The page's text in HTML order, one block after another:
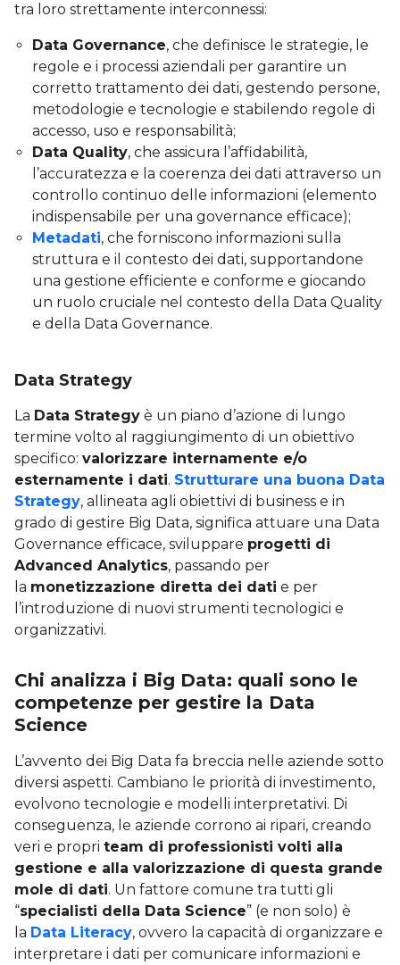
tra loro strettamente interconnessi:
Data Governance, che definisce le strategie, le
regole e i processi aziendali per garantire un
corretto trattamento dei dati, gestendo persone,
metodologie e tecnologie e stabilendo regole di
accesso, uso e responsabilità;
Data Quality, che assicura l’affidabilità,
l’accuratezza e la coerenza dei dati attraverso un
controllo continuo delle informazioni (elemento
indispensabile per una governance efficace);
Metadati, che forniscono informazioni sulla
struttura e il contesto dei dati, supportandone
una gestione efficiente e conforme e giocando
un ruolo cruciale nel contesto della Data Quality
e della Data Governance.
Data Strategy
La Data Strategy è un piano d’azione di lungo
termine volto al raggiungimento di un obiettivo
specifico: valorizzare internamente e/o
esternamente i dati. Strutturare una buona Data
Strategy, allineata agli obiettivi di business e in
grado di gestire Big Data, significa attuare una Data
Governance efficace, sviluppare progetti di
Advanced Analytics, passando per
la monetizzazione diretta dei dati e per
l’introduzione di nuovi strumenti tecnologici e
organizzativi.
Chi analizza i Big Data: quali sono le
competenze per gestire la Data
Science
L’avvento dei Big Data fa breccia nelle aziende sotto
diversi aspetti. Cambiano le priorità di investimento,
evolvono tecnologie e modelli interpretativi. Di
conseguenza, le aziende corrono ai ripari, creando
veri e propri team di professionisti volti alla
gestione e alla valorizzazione di questa grande
mole di dati. Un fattore comune tra tutti gli
“specialisti della Data Science” (e non solo) è
la Data Literacy, ovvero la capacità di organizzare e
interpretare i dati per comunicare informazioni e